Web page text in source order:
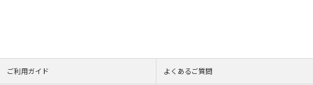
ご利用ガイド よくあるご質問